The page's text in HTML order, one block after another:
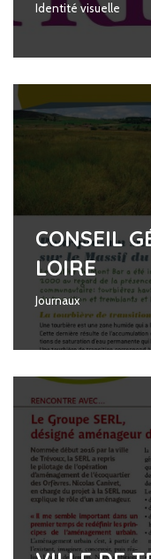
Identité visuelle
CONSEIL
LOIRE
Journaux